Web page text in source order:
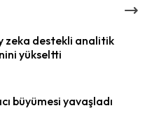
zeka destekli analitik
yükseltti
büyümesi yavaşladı